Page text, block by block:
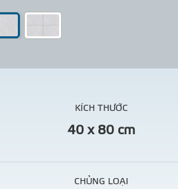
KÍCH THƯỚC
40 x 80 cm
CHỦNG LOẠI